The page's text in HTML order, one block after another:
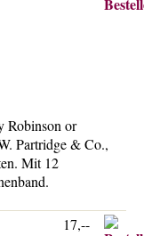
Robinson or
Partridge & Co.,
Mit 12
17,--